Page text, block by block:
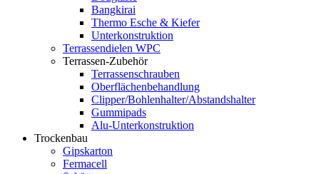
Bangkirai
Thermo Esche & Kiefer
Unterkonstruktion
Terrassendielen WPC
Terrassen-Zubehör
Terrassenschrauben
Oberflächenbehandlung
Clipper/Bohlenhalter/Abstandshalter
Gummipads
Alu-Unterkonstruktion
Trockenbau
Gipskarton
Fermacell